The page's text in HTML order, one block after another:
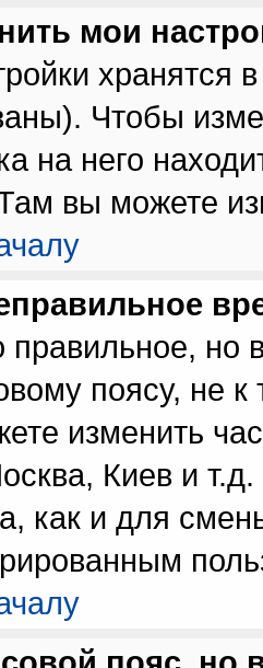
мои
хранятся
Чтобы
на него
вы можете
но
поясу, не
изменить
Киев и
как и для